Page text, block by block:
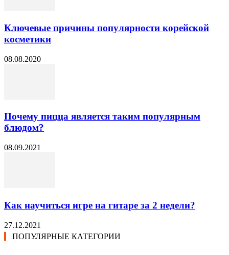
Ключевые причины популярности корейской
косметики
08.08.2020
Почему пицца является таким популярным
блюдом?
08.09.2021
Как научиться игре на гитаре за 2 недели?
27.12.2021
ПОПУЛЯРНЫЕ КАТЕГОРИИ